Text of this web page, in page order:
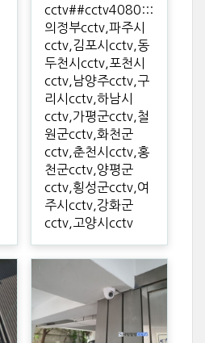
cctv##cctv4080:::
의정부cctv,파주시
cctv,김포시cctv,동
두천시cctv,포천시
cctv,남양주cctv,구
리시cctv,하남시
cctv,가평군cctv,철
원군cctv,화천군
cctv,춘천시cctv,홍
천군cctv,양평군
cctv,횡성군cctv,여
주시cctv,강화군
cctv,고양시cctv